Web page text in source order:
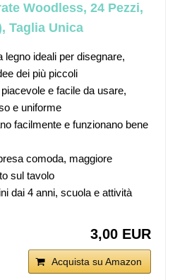
Woodless, 24 Pezzi,
Taglia Unica
ideali per disegnare,
dei più piccoli
e facile da usare,
e uniforme
facilmente e funzionano bene
comoda, maggiore
sul tavolo
dai 4 anni, scuola e attività
3,00 EUR
Acquista su Amazon